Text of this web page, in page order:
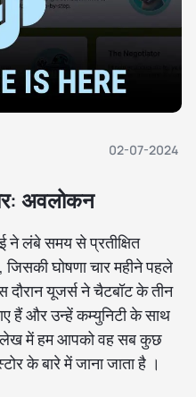
02-07-2024
अवलोकन
लंबे समय से प्रतीक्षित
जिसकी घोषणा चार महीने पहले
यूजर्स ने चैटबॉट के तीन
हैं और उन्हें कम्युनिटी के साथ
में हम आपको वह सब कुछ
के बारे में जाना जाता है ।